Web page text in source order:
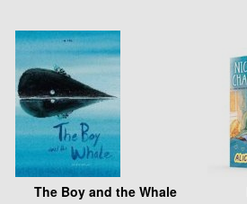
The Boy and the Whale